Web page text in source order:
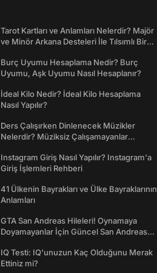
Tarot Kartları ve Anlamları Nelerdir? Majör
ve Minör Arkana Desteleri İle Tılsımlı Bir
Burç Uyumu Hesaplama Nedir? Burç
Uyumu, Aşk Uyumu Nasıl Hesaplanır?
İdeal Kilo Nedir? İdeal Kilo Hesaplama
Nasıl Yapılır?
Ders Çalışırken Dinlenecek Müzikler
Nelerdir? Müziksiz Çalışamayanlar
Instagram Giriş Nasıl Yapılır? Instagram'a
Giriş İşlemleri Rehberi
41 Ülkenin Bayrakları ve Ülke Bayraklarının
Anlamları
GTA San Andreas Hileleri! Oynamaya
Doyamayanlar İçin Güncel San Andreas
IQ Testi: IQ'unuzun Kaç Olduğunu Merak
Ettiniz mi?